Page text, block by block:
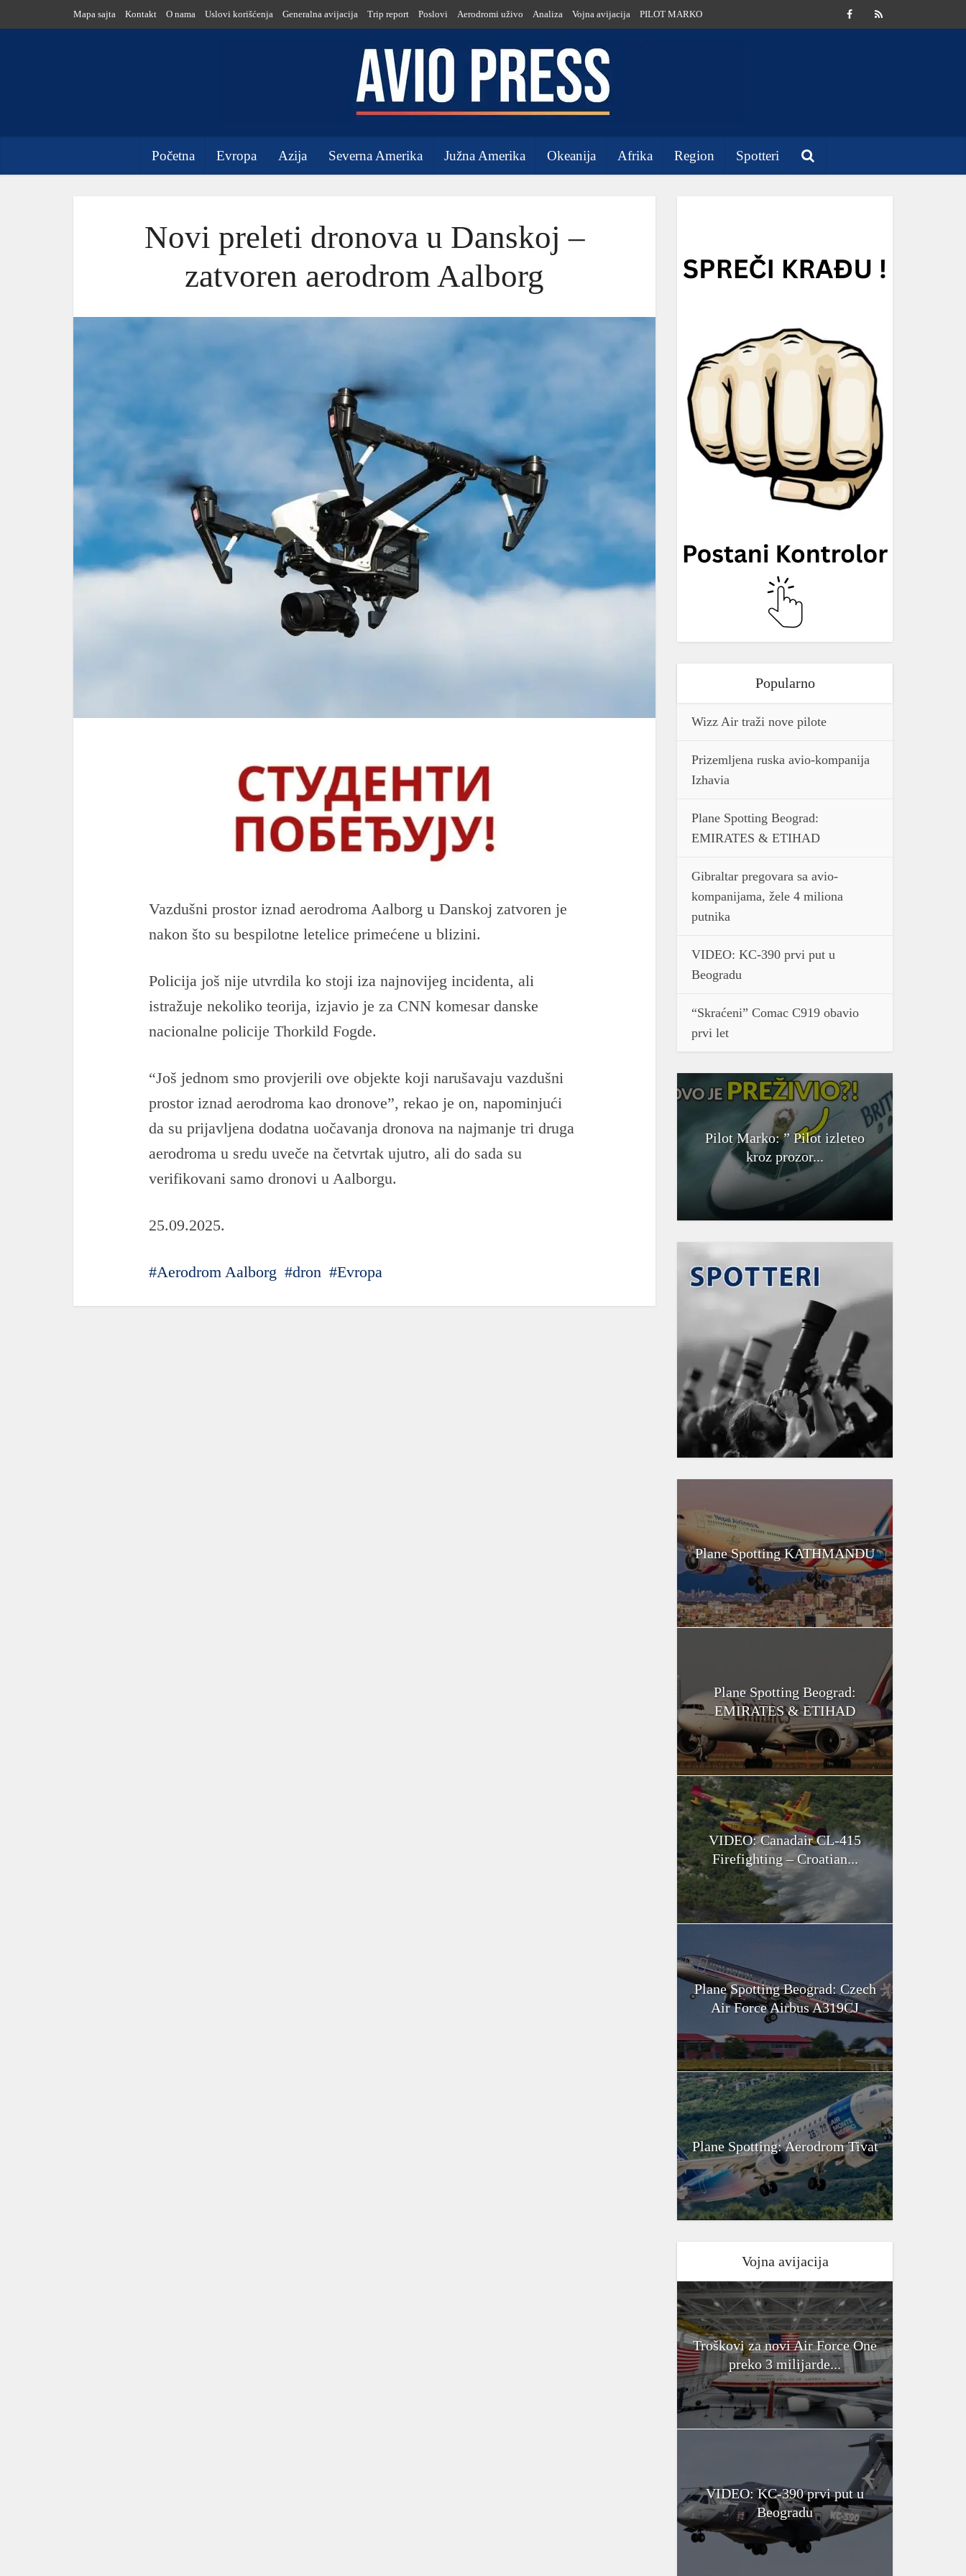
Mapa sajta Kontakt O nama Uslovi korišćenja Generalna avijacija Trip report Poslovi Aerodromi uživo Analiza Vojna avijacija PILOT MARKO
Početna Evropa Azija Severna Amerika Južna Amerika Okeanija Afrika Region Spotteri
Novi preleti dronova u Danskoj –
zatvoren aerodrom Aalborg
Vazdušni prostor iznad aerodroma Aalborg u Danskoj zatvoren je
nakon što su bespilotne letelice primećene u blizini.
Policija još nije utvrdila ko stoji iza najnovijeg incidenta, ali
istražuje nekoliko teorija, izjavio je za CNN komesar danske
nacionalne policije Thorkild Fogde.
“Još jednom smo provjerili ove objekte koji narušavaju vazdušni
prostor iznad aerodroma kao dronove”, rekao je on, napominjući
da su prijavljena dodatna uočavanja dronova na najmanje tri druga
aerodroma u sredu uveče na četvrtak ujutro, ali do sada su
verifikovani samo dronovi u Aalborgu.
25.09.2025.
Aerodrom Aalborg dron Evropa
Popularno
Wizz Air traži nove pilote
Prizemljena ruska avio-kompanija
Izhavia
Plane Spotting Beograd:
EMIRATES & ETIHAD
Gibraltar pregovara sa avio-
kompanijama, žele 4 miliona
putnika
VIDEO: KC-390 prvi put u
Beogradu
“Skraćeni” Comac C919 obavio
prvi let
Pilot Marko: ” Pilot izleteo
kroz prozor...
Plane Spotting KATHMANDU
Plane Spotting Beograd:
EMIRATES & ETIHAD
VIDEO: Canadair CL-415
Firefighting – Croatian...
Plane Spotting Beograd: Czech
Air Force Airbus A319CJ
Plane Spotting: Aerodrom Tivat
Vojna avijacija
Troškovi za novi Air Force One
preko 3 milijarde...
VIDEO: KC-390 prvi put u
Beogradu